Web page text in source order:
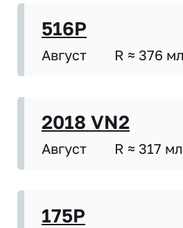
516P
Август R ≈ 376
2018 VN2
Август R ≈ 317
175P